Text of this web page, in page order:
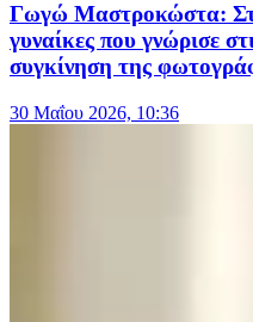
Γωγώ Μαστροκώστα:
γυναίκες που γνώρισε
συγκίνηση της
30 Μαΐου 2026, 10:36